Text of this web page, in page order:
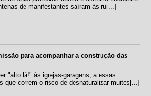
de manifestantes saíram às ru[...]
para acompanhar a construção das
"alto lá!" às igrejas-garagens, a essas
que correm o risco de desnaturalizar muitos[...]